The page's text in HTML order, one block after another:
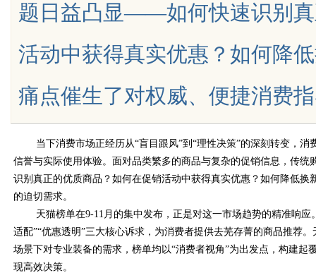
题日益凸显——如何快速识别
活动中获得真实优惠？如何降
痛点催生了对权威、便捷消费
当下消费市场正经历从“盲目跟风”到“理性决策”的深刻转变，
信誉与实际使用体验。面对品类繁多的商品与复杂的促销信息，传
识别真正的优质商品？如何在促销活动中获得真实优惠？如何降低
的迫切需求。
天猫榜单在9-11月的集中发布，正是对这一市场趋势的精准响
适配”“优惠透明”三大核心诉求，为消费者提供去芜存菁的商品推荐
场景下对专业装备的需求，榜单均以“消费者视角”为出发点，构建
现高效决策。